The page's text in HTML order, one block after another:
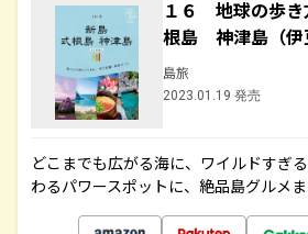
１６ 地球の歩
根島 神津島（
島旅
2023.01.19 発売
どこまでも広がる海に、ワイルドすぎ
わるパワースポットに、絶品島グルメま